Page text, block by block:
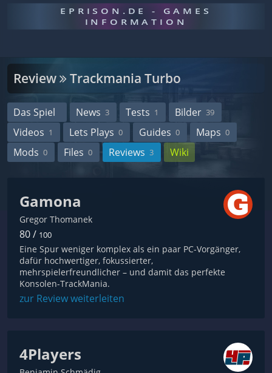
EPRISON.DE - GAMES
INFORMATION
Review Trackmania Turbo
Das Spiel News 3 Tests 1 Bilder 39
Videos 1 Lets Plays 0 Guides 0 Maps 0
Mods 0 Files 0 Reviews 3 Wiki
Gamona
Gregor Thomanek
80 / 100
Eine Spur weniger komplex als ein paar PC-Vorgänger,
dafür hochwertiger, fokussierter,
mehrspielerfreundlicher – und damit das perfekte
Konsolen-TrackMania.
zur Review weiterleiten
4Players